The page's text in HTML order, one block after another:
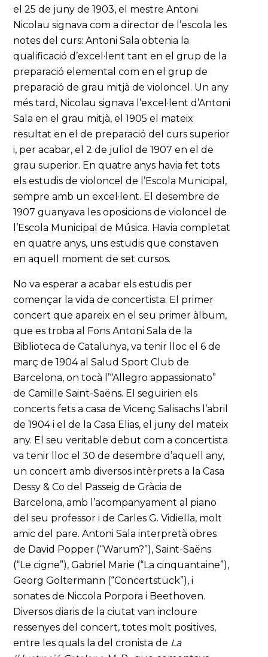
el 25 de juny de 1903, el mestre Antoni
Nicolau signava com a director de l’escola les
notes del curs: Antoni Sala obtenia la
qualificació d’excel·lent tant en el grup de la
preparació elemental com en el grup de
preparació de grau mitjà de violoncel. Un any
més tard, Nicolau signava l’excel·lent d’Antoni
Sala en el grau mitjà, el 1905 el mateix
resultat en el de preparació del curs superior
i, per acabar, el 2 de juliol de 1907 en el de
grau superior. En quatre anys havia fet tots
els estudis de violoncel de l’Escola Municipal,
sempre amb un excel·lent. El desembre de
1907 guanyava les oposicions de violoncel de
l’Escola Municipal de Música. Havia completat
en quatre anys, uns estudis que constaven
en aquell moment de set cursos.
No va esperar a acabar els estudis per
començar la vida de concertista. El primer
concert que apareix en el seu primer àlbum,
que es troba al Fons Antoni Sala de la
Biblioteca de Catalunya, va tenir lloc el 6 de
març de 1904 al Salud Sport Club de
Barcelona, on tocà l’“Allegro appassionato”
de Camille Saint-Saëns. El seguirien els
concerts fets a casa de Vicenç Salisachs l’abril
de 1904 i el de la Casa Elias, el juny del mateix
any. El seu veritable debut com a concertista
va tenir lloc el 30 de desembre d’aquell any,
un concert amb diversos intèrprets a la Casa
Dessy & Co del Passeig de Gràcia de
Barcelona, amb l’acompanyament al piano
del seu professor i de Carles G. Vidiella, molt
amic del pare. Antoni Sala interpretà obres
de David Popper (“Warum?”), Saint-Saëns
(“Le cigne”), Gabriel Marie (“La cinquantaine”),
Georg Goltermann (“Concertstück”), i
sonates de Niccola Porpora i Beethoven.
Diversos diaris de la ciutat van incloure
ressenyes del concert, totes molt positives,
entre les quals la del cronista de La